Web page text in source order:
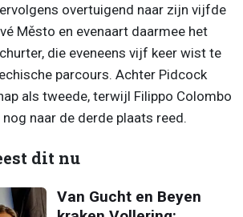
overtuigend naar zijn vijfde
Město en evenaart daarmee het
die eveneens vijf keer wist te
parcours. Achter Pidcock
als tweede, terwijl Filippo Colombo
naar de derde plaats reed.
dit nu
Van Gucht en Beyen